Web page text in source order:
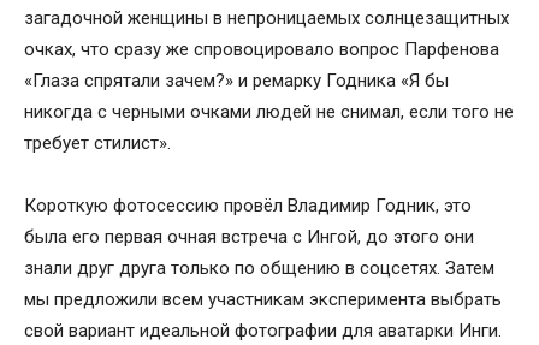
загадочной женщины в непроницаемых солнцезащитных
очках, что сразу же спровоцировало вопрос Парфенова
«Глаза спрятали зачем?» и ремарку Годника «Я бы
никогда с черными очками людей не снимал, если того не
требует стилист».
Короткую фотосессию провёл Владимир Годник, это
была его первая очная встреча с Ингой, до этого они
знали друг друга только по общению в соцсетях. Затем
мы предложили всем участникам эксперимента выбрать
свой вариант идеальной фотографии для аватарки Инги.